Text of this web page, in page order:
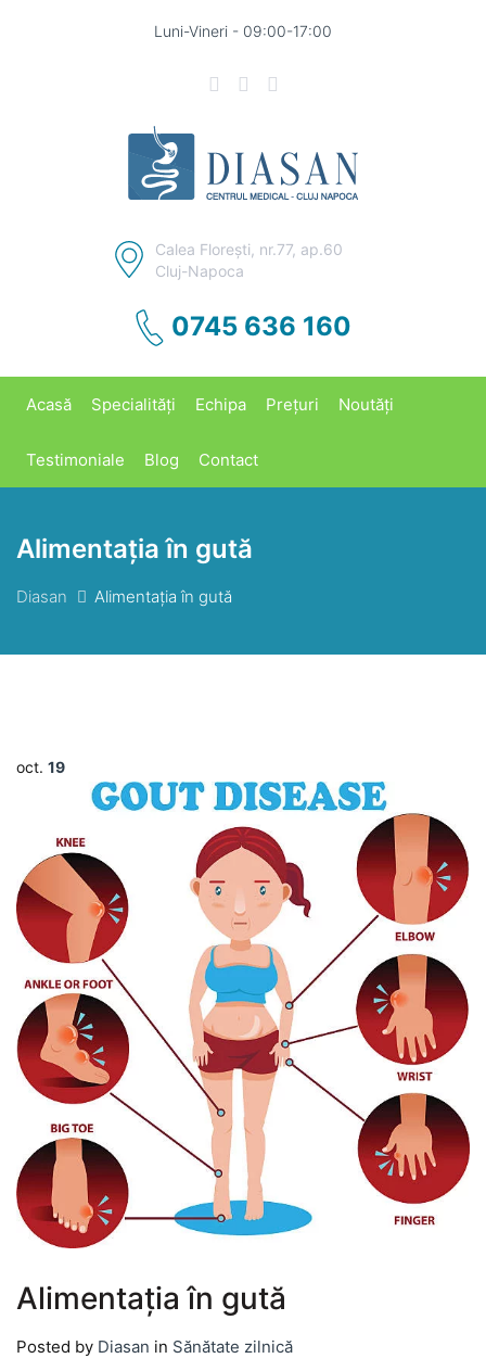
Luni-Vineri - 09:00-17:00
Calea Floreşti, nr.77, ap.60
Cluj-Napoca
0745 636 160
Acasă Specialități Echipa Prețuri Noutăți
Testimoniale Blog Contact
Alimentația în gută
Diasan Alimentația în gută
oct. 19
Alimentația în gută
Posted by Diasan in Sănătate zilnică